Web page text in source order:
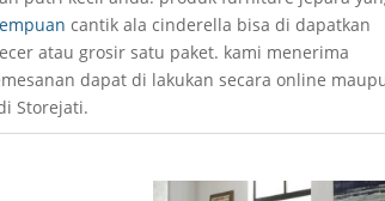
cantik ala cinderella bisa di dapatkan
atau grosir satu paket. kami menerima
dapat di lakukan secara online
Storejati.